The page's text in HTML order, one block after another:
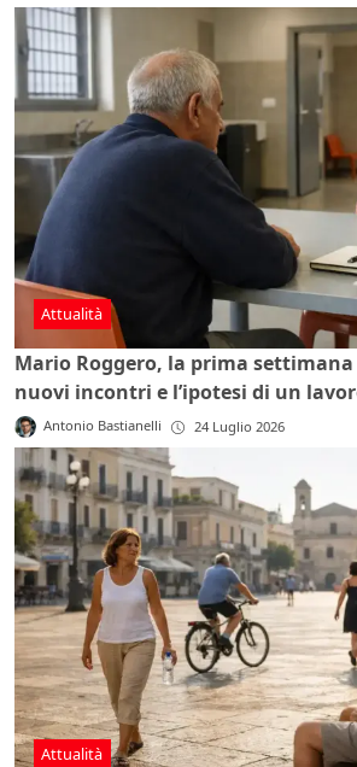
Attualità
Mario Roggero, la prima
nuovi incontri e l’ipotesi di un
Antonio Bastianelli 24 Luglio 2026
Attualità